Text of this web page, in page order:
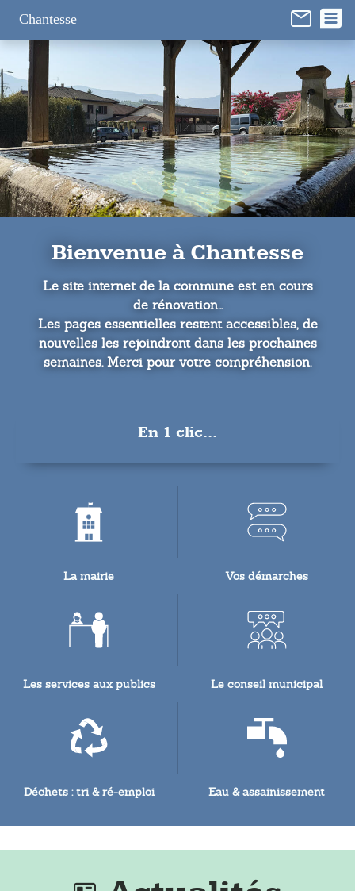
Chantesse
Bienvenue à Chantesse
Le site internet de la commune est en cours
de rénovation...
Les pages essentielles restent accessibles, de
nouvelles les rejoindront dans les prochaines
semaines. Merci pour votre compréhension.
En 1 clic...
La mairie Vos démarches
Les services aux publics Le conseil municipal
Déchets : tri & ré-emploi Eau & assainissement